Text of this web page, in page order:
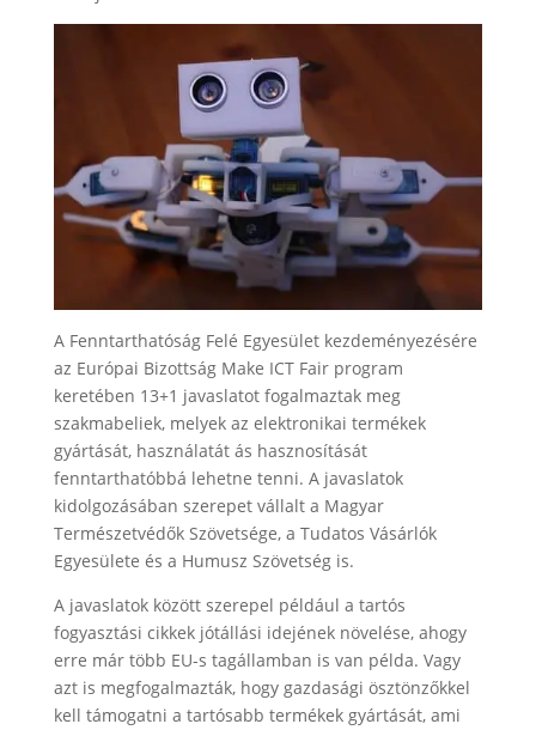
A Fenntarthatóság Felé Egyesület kezdeményezésére
az Európai Bizottság Make ICT Fair program
keretében 13+1 javaslatot fogalmaztak meg
szakmabeliek, melyek az elektronikai termékek
gyártását, használatát ás hasznosítását
fenntarthatóbbá lehetne tenni. A javaslatok
kidolgozásában szerepet vállalt a Magyar
Természetvédők Szövetsége, a Tudatos Vásárlók
Egyesülete és a Humusz Szövetség is.
A javaslatok között szerepel például a tartós
fogyasztási cikkek jótállási idejének növelése, ahogy
erre már több EU-s tagállamban is van példa. Vagy
azt is megfogalmazták, hogy gazdasági ösztönzőkkel
kell támogatni a tartósabb termékek gyártását, ami